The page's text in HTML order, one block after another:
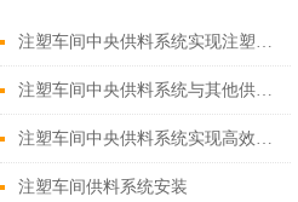
注塑车间中央供料系统实现注塑生产的高效协同与质量管控
注塑车间中央供料系统与其他供料方式的对比
注塑车间中央供料系统实现高效、稳定注塑生产
注塑车间供料系统安装